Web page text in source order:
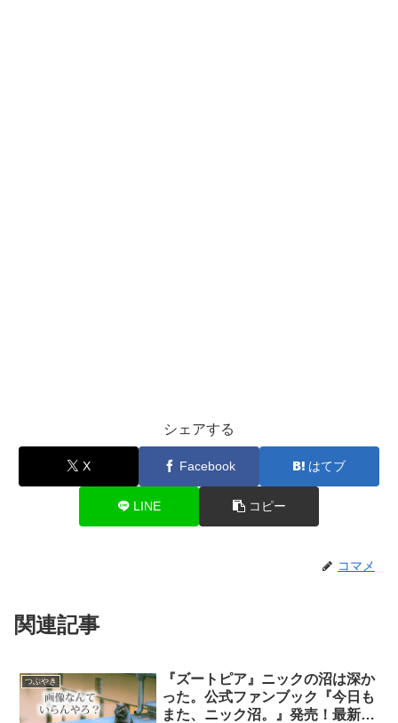
シェアする
X Facebook はてブ
LINE コピー
コマメ
関連記事
つぶやき
『ズートピア』ニックの沼は深か
った。公式ファンブック『今日も
また、ニック沼。』発売！最新作